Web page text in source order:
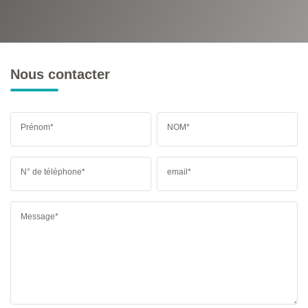
Nous contacter
Prénom* NOM*
N° de téléphone* email*
Message*